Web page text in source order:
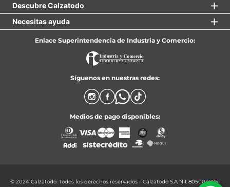
Descubre Calzatodo
Necesitas ayuda
Enlace Superintendencia de Industria y Comercio:
Síguenos en nuestras redes:
Medios de pago disponibles:
© 2024 Calzatodo. Todos los derechos reservados - Calzatodo S.A Nit 805004875-